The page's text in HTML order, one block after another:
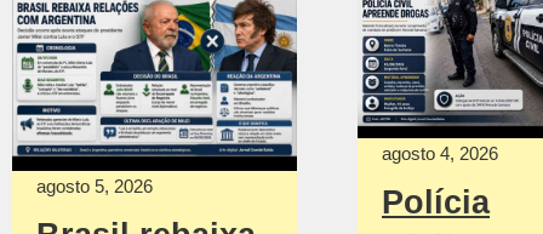
agosto 5, 2026
agosto 4, 2026
Polícia